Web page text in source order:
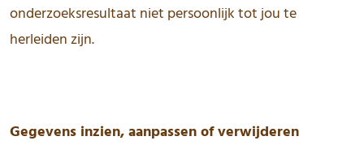
onderzoeksresultaat niet persoonlijk tot jou te
herleiden zijn.
Gegevens inzien, aanpassen of verwijderen